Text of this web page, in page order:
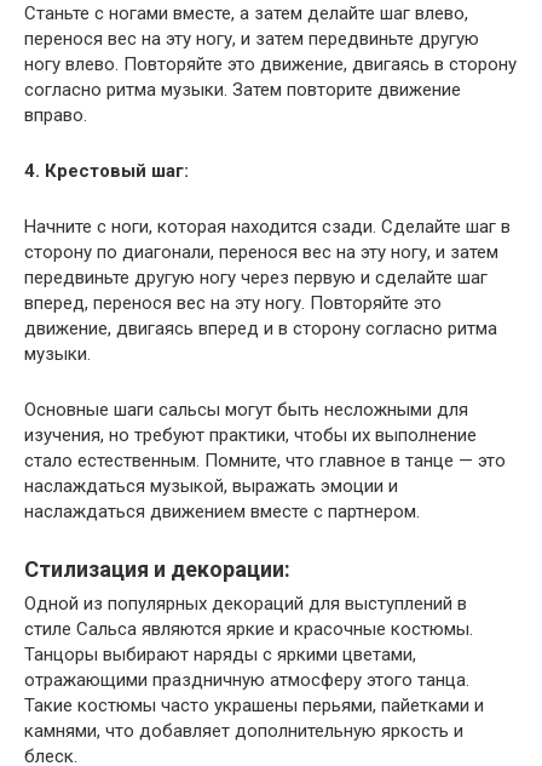
Станьте с ногами вместе, а затем делайте шаг влево,
перенося вес на эту ногу, и затем передвиньте другую
ногу влево. Повторяйте это движение, двигаясь в сторону
согласно ритма музыки. Затем повторите движение
вправо.
4. Крестовый шаг:
Начните с ноги, которая находится сзади. Сделайте шаг в
сторону по диагонали, перенося вес на эту ногу, и затем
передвиньте другую ногу через первую и сделайте шаг
вперед, перенося вес на эту ногу. Повторяйте это
движение, двигаясь вперед и в сторону согласно ритма
музыки.
Основные шаги сальсы могут быть несложными для
изучения, но требуют практики, чтобы их выполнение
стало естественным. Помните, что главное в танце — это
наслаждаться музыкой, выражать эмоции и
наслаждаться движением вместе с партнером.
Стилизация и декорации:
Одной из популярных декораций для выступлений в
стиле Сальса являются яркие и красочные костюмы.
Танцоры выбирают наряды с яркими цветами,
отражающими праздничную атмосферу этого танца.
Такие костюмы часто украшены перьями, пайетками и
камнями, что добавляет дополнительную яркость и
блеск.